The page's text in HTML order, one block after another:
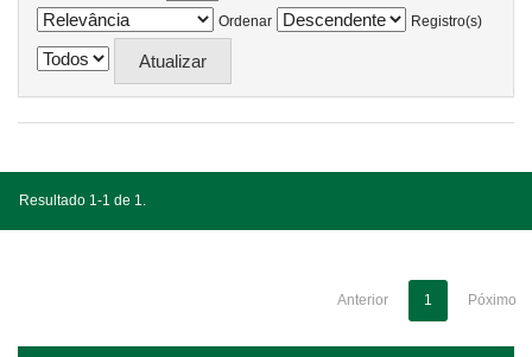
Ordenar
Registro(s)
Resultado 1-1 de 1.
Anterior 1 Póximo